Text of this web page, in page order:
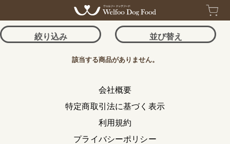
絞り込み 並び替え
該当する商品がありません。
会社概要
特定商取引法に基づく表示
利用規約
プライバシーポリシー